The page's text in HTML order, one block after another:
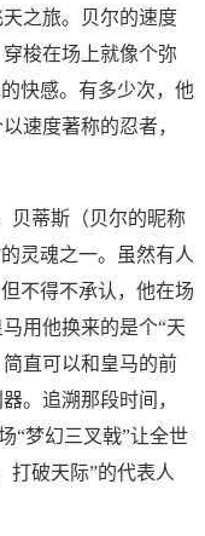
之旅。贝尔的速度
梭在场上就像个弥
快感。有多少次，他
速度著称的忍者，
贝蒂斯（贝尔的昵称
灵魂之一。虽然有人
不得不承认，他在场
用他换来的是个“天
直可以和皇马的前
。追溯那段时间，
“梦幻三叉戟”让全世
打破天际”的代表人